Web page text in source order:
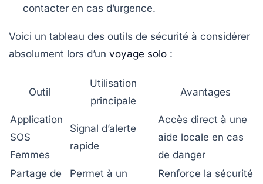
contacter en cas d’urgence.
Voici un tableau des outils de sécurité à considérer
absolument lors d’un voyage solo :
Outil
Utilisation
principale
Avantages
Application
SOS
Femmes
Signal d’alerte
rapide
Accès direct à une
aide locale en cas
de danger
Partage de
Permet à un
Renforce la sécurité